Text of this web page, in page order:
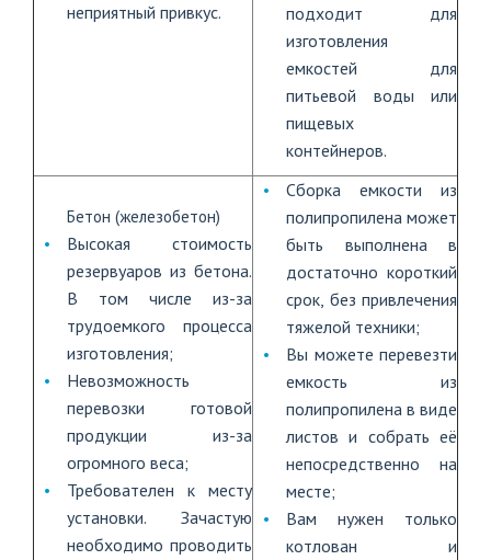
неприятный привкус.
подходит для
изготовления
емкостей для
питьевой воды или
пищевых
контейнеров.
Бетон (железобетон)
Высокая стоимость
резервуаров из бетона.
В том числе из-за
трудоемкого процесса
изготовления;
Невозможность
перевозки готовой
продукции из-за
огромного веса;
Требователен к месту
установки. Зачастую
необходимо проводить
Сборка емкости из
полипропилена может
быть выполнена в
достаточно короткий
срок, без привлечения
тяжелой техники;
Вы можете перевезти
емкость из
полипропилена в виде
листов и собрать её
непосредственно на
месте;
Вам нужен только
котлован и